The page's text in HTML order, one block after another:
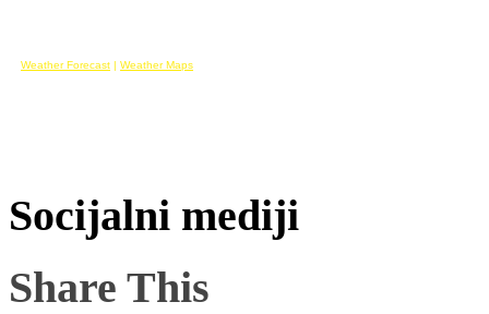
Weather Forecast | Weather Maps
Socijalni mediji
Share This